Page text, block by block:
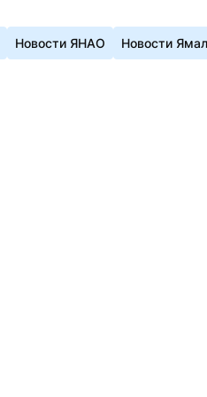
Новости ЯНАО Новости